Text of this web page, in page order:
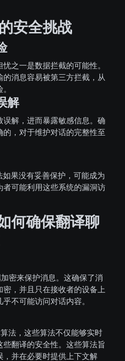
安全挑战
之一是数据拦截的可能性。
消息容易被第三方拦截，从
解
解，进而暴露敏感信息。确
，对于维护对话的完整性至
如果没有妥善保护，可能成为
者可能利用这些系统的漏洞访
何确保翻译聊
密来保护消息。这确保了消
密，并且只在接收者的设备上
不可能访问对话内容。
法，这些算法不仅能够实时
翻译的安全性。这些算法旨
，并在必要时提供上下文解